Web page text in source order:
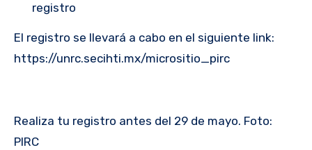
registro
El registro se llevará a cabo en el siguiente link:
https://unrc.secihti.mx/micrositio_pirc
Realiza tu registro antes del 29 de mayo. Foto:
PIRC